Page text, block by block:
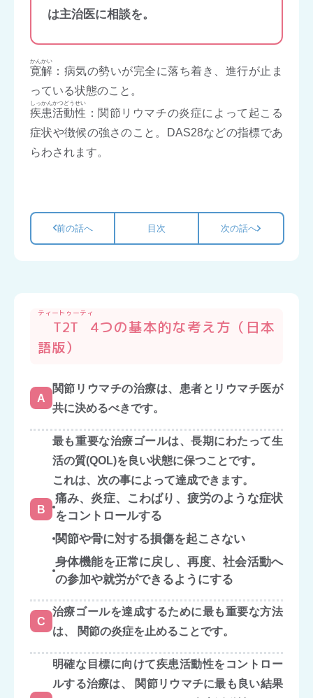
は主治医に相談を。
寛解
かんかい
：病気の勢いが完全に落ち着き、進行が止ま
っている状態のこと。
疾患活動性
しっかんかつどうせい
：関節リウマチの炎症によって起こる
症状や徴候の強さのこと。DAS28などの指標であ
らわされます。
前の話へ 目次 次の話へ
T2T
ティートゥーティ
4つの基本的な考え方（日本
語版）
A
関節リウマチの治療は、患者とリウマチ医が
共に決めるべきです。
B
最も重要な治療ゴールは、長期にわたって生
活の質(QOL)を良い状態に保つことです。
これは、次の事によって達成できます。
痛み、炎症、こわばり、疲労のような症状
をコントロールする
関節や骨に対する損傷を起こさない
身体機能を正常に戻し、再度、社会活動へ
の参加や就労ができるようにする
C
治療ゴールを達成するために最も重要な方法
は、 関節の炎症を止めることです。
明確な目標に向けて疾患活動性をコントロー
ルする治療は、 関節リウマチに最も良い結果